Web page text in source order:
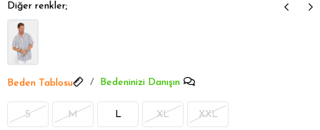
Diğer renkler;
Beden Tablosu Bedeninizi Danışın
S M L XL XXL